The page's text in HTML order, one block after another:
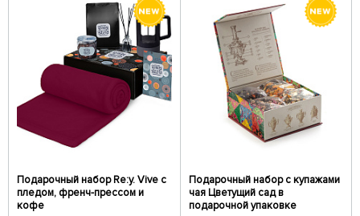
Подарочный набор Re:y. Vive с
пледом, френч-прессом и
кофе
Подарочный набор c купажами
чая Цветущий сад в
подарочной упаковке